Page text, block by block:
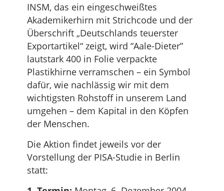
INSM, das ein eingeschweißtes
Akademikerhirn mit Strichcode und der
Überschrift „Deutschlands teuerster
Exportartikel“ zeigt, wird “Aale-Dieter”
lautstark 400 in Folie verpackte
Plastikhirne verramschen – ein Symbol
dafür, wie nachlässig wir mit dem
wichtigsten Rohstoff in unserem Land
umgehen – dem Kapital in den Köpfen
der Menschen.
Die Aktion findet jeweils vor der
Vorstellung der PISA-Studie in Berlin
statt: